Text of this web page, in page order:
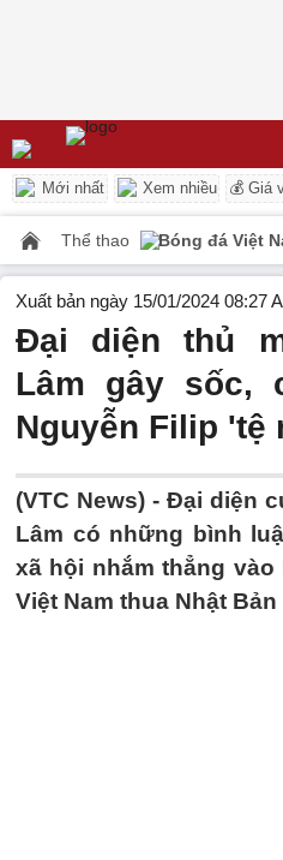
Mới nhất Xem nhiều 💰 Giá
Thể thao Bóng đá Việt
Xuất bản ngày 15/01/2024 08:27
Đại diện thủ
Lâm gây sốc,
Nguyễn Filip 'tệ
(VTC News) - Đại diện
Lâm có những bình
xã hội nhắm thẳng
Việt Nam thua Nhật Bản